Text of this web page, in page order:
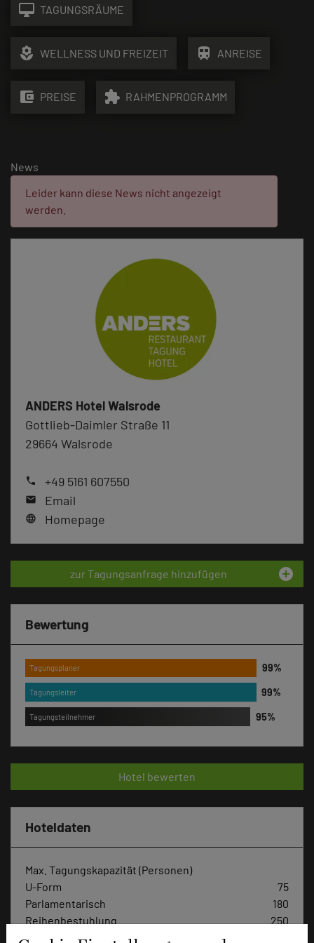
desktop_mac TAGUNGSRÄUME
local_florist WELLNESS UND FREIZEIT train ANREISE
account_balance_wallet PREISE extension RAHMENPROGRAMM
News
Fehler:
Leider kann diese News nicht angezeigt
werden.
ANDERS Hotel Walsrode
Gottlieb-Daimler Straße 11
29664 Walsrode
phone +49 5161 607550
mail Email
language Homepage
zur Tagungsanfrage hinzufügen add_circle
Bewertung
Tagungsplaner
Tagungsleiter
Tagungsteilnehmer
Hotel bewerten
Hoteldaten
Max. Tagungskapazität (Personen)
U-Form
75
Parlamentarisch
180
Reihenbestuhlung
250
Tagungsräume